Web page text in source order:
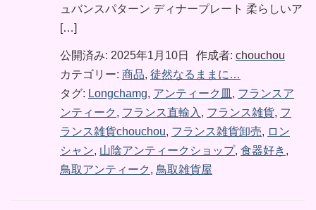
ュバンスパターン ディナープレート 柔らしいア
[…]
公開済み: 2025年1月10日 作成者: chouchou
カテゴリー: 商品, 徒然なるままに…
タグ: Longchamg, アンティーク皿 , フランスア
ンティーク , フランス直輸入 , フランス雑貨, フ
ランス雑貨chouchou, フランス雑貨卸売, ロン
シャン, 山陰アンティークショップ, 食器好き ,
鳥取アンティーク , 鳥取雑貨屋